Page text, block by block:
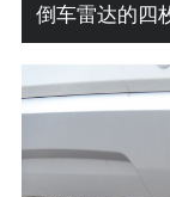
倒车雷达的四